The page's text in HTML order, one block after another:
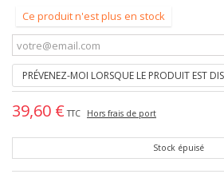
Ce produit n'est plus en stock
PRÉVENEZ-MOI LORSQUE LE PRODUIT EST
39,60 € TTC Hors frais de port
Stock épuisé